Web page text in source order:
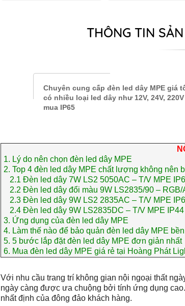
THÔNG TIN
Chuyên cung cấp đèn led dây MPE giá
có nhiều loại led dây như 12V, 24V,
mua IP65
1. Lý do nên chọn đèn led dây MPE
2.Top 4 đèn led dây MPE chất lượng không nên
2.1Đèn led dây 7W LS2 5050AC – T/V MPE
2.2Đèn led dây đổi màu 9W LS2835/90 – RGB/
2.3Đèn led dây 9W LS2 2835AC – T/V MPE
2.4Đèn led dây 9W LS2835DC – T/V MPE IP44
3. Ứng dụng của đèn led dây MPE
4. Làm thế nào để bảo quản đèn led dây MPE
5.5 bước lắp đặt đèn led dây MPE đơn giản nhất
6. Mua đèn led dây MPE giá rẻ tại Hoàng Phát
Với nhu cầu trang trí không gian nội ngoại thất
ngày càng được ưa chuộng bởi tính ứng dụng
nhất định của đông đảo khách hàng.